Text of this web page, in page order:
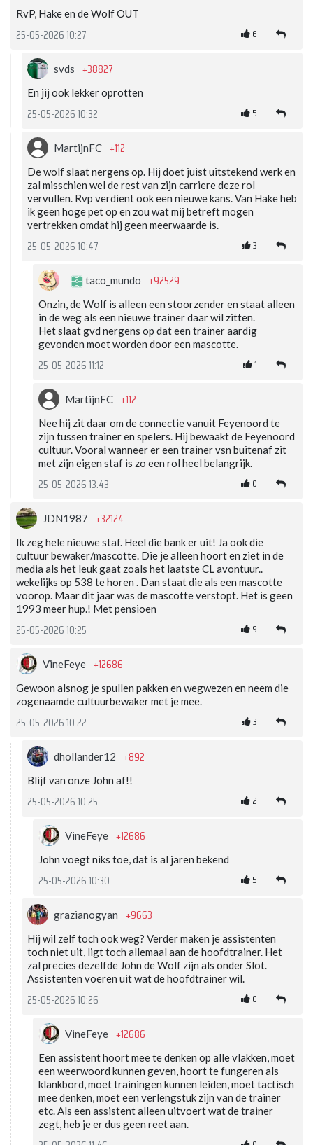
RvP, Hake en de Wolf OUT
25-05-2026 10:27 6
svds +38827
En jij ook lekker oprotten
25-05-2026 10:32 5
MartijnFC +112
De wolf slaat nergens op. Hij doet juist uitstekend werk en
zal misschien wel de rest van zijn carriere deze rol
vervullen. Rvp verdient ook een nieuwe kans. Van Hake heb
ik geen hoge pet op en zou wat mij betreft mogen
vertrekken omdat hij geen meerwaarde is.
25-05-2026 10:47 3
taco_mundo +92529
Onzin, de Wolf is alleen een stoorzender en staat alleen
in de weg als een nieuwe trainer daar wil zitten.
Het slaat gvd nergens op dat een trainer aardig
gevonden moet worden door een mascotte.
25-05-2026 11:12 1
MartijnFC +112
Nee hij zit daar om de connectie vanuit Feyenoord te
zijn tussen trainer en spelers. Hij bewaakt de Feyenoord
cultuur. Vooral wanneer er een trainer vsn buitenaf zit
met zijn eigen staf is zo een rol heel belangrijk.
25-05-2026 13:43 0
JDN1987 +32124
Ik zeg hele nieuwe staf. Heel die bank er uit! Ja ook die
cultuur bewaker/mascotte. Die je alleen hoort en ziet in de
media als het leuk gaat zoals het laatste CL avontuur..
wekelijks op 538 te horen . Dan staat die als een mascotte
voorop. Maar dit jaar was de mascotte verstopt. Het is geen
1993 meer hup.! Met pensioen
25-05-2026 10:25 9
VineFeye +12686
Gewoon alsnog je spullen pakken en wegwezen en neem die
zogenaamde cultuurbewaker met je mee.
25-05-2026 10:22 3
dhollander12 +892
Blijf van onze John af!!
25-05-2026 10:25 2
VineFeye +12686
John voegt niks toe, dat is al jaren bekend
25-05-2026 10:30 5
grazianogyan +9663
Hij wil zelf toch ook weg? Verder maken je assistenten
toch niet uit, ligt toch allemaal aan de hoofdtrainer. Het
zal precies dezelfde John de Wolf zijn als onder Slot.
Assistenten voeren uit wat de hoofdtrainer wil.
25-05-2026 10:26 0
VineFeye +12686
Een assistent hoort mee te denken op alle vlakken, moet
een weerwoord kunnen geven, hoort te fungeren als
klankbord, moet trainingen kunnen leiden, moet tactisch
mee denken, moet een verlengstuk zijn van de trainer
etc. Als een assistent alleen uitvoert wat de trainer
zegt, heb je er dus geen reet aan.